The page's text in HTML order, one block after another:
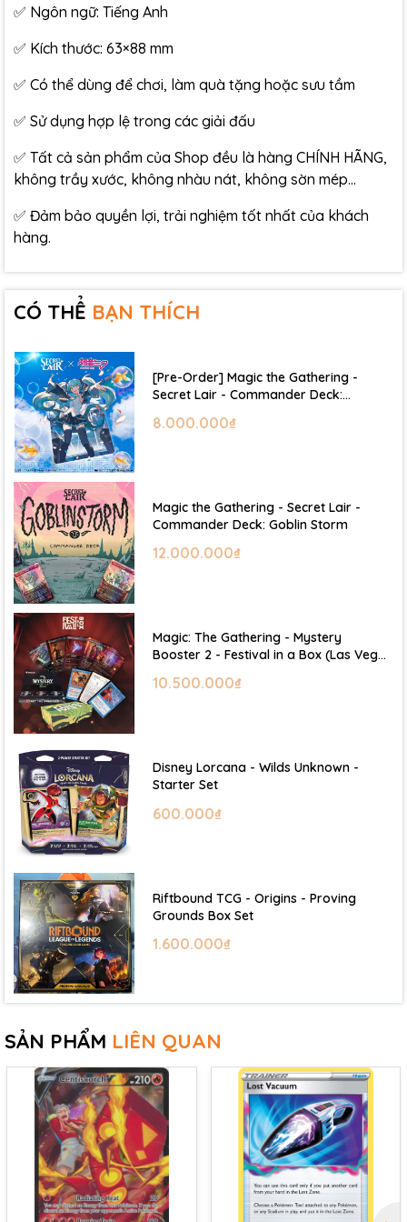
✅ Ngôn ngữ: Tiếng Anh
✅ Kích thước: 63×88 mm
✅ Có thể dùng để chơi, làm quà tặng hoặc sưu tầm
✅ Sử dụng hợp lệ trong các giải đấu
✅ Tất cả sản phẩm của Shop đều là hàng CHÍNH HÃNG,
không trầy xước, không nhàu nát, không sờn mép…
✅ Đảm bảo quyền lợi, trải nghiệm tốt nhất của khách
hàng.
CÓ THỂ BẠN THÍCH
[Pre-Order] Magic the Gathering -
Secret Lair - Commander Deck:
8.000.000₫
Magic the Gathering - Secret Lair -
Commander Deck: Goblin Storm
12.000.000₫
Magic: The Gathering - Mystery
Booster 2 - Festival in a Box (Las Vegas
10.500.000₫
Disney Lorcana - Wilds Unknown -
Starter Set
600.000₫
Riftbound TCG - Origins - Proving
Grounds Box Set
1.600.000₫
SẢN PHẨM LIÊN QUAN